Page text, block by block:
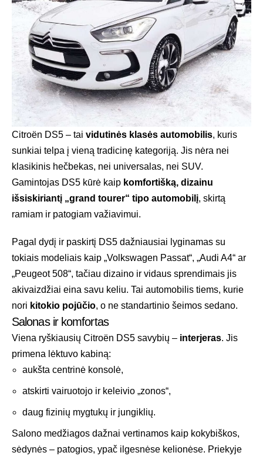
Citroën DS5 – tai vidutinės klasės automobilis, kuris
sunkiai telpa į vieną tradicinę kategoriją. Jis nėra nei
klasikinis hečbekas, nei universalas, nei SUV.
Gamintojas DS5 kūrė kaip komfortišką, dizainu
išsiskiriantį „grand tourer“ tipo automobilį, skirtą
ramiam ir patogiam važiavimui.
Pagal dydį ir paskirtį DS5 dažniausiai lyginamas su
tokiais modeliais kaip „Volkswagen Passat“, „Audi A4“ ar
„Peugeot 508“, tačiau dizaino ir vidaus sprendimais jis
akivaizdžiai eina savu keliu. Tai automobilis tiems, kurie
nori kitokio pojūčio, o ne standartinio šeimos sedano.
Salonas ir komfortas
Viena ryškiausių Citroën DS5 savybių – interjeras. Jis
primena lėktuvo kabiną:
aukšta centrinė konsolė,
atskirti vairuotojo ir keleivio „zonos“,
daug fizinių mygtukų ir jungiklių.
Salono medžiagos dažnai vertinamos kaip kokybiškos,
sėdynės – patogios, ypač ilgesnėse kelionėse. Priekyje